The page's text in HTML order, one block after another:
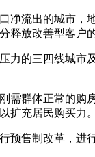
流出的城市，地
释放改善型客户
的三四线城市及
群体正常的购房
扩充居民购买力。
售制改革，进行